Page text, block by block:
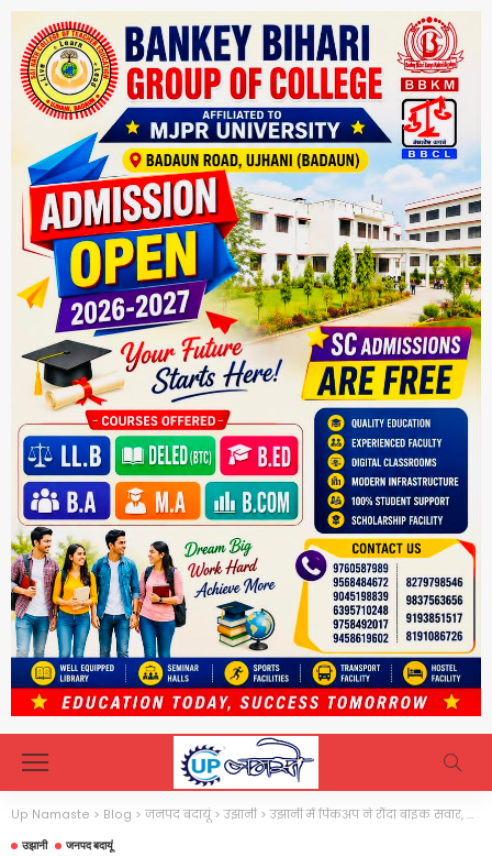
Up Namaste > Blog > जनपद बदायूं>उझानी >उझानी में पिकअप ने रौंदा बाइक सवार, गंभीर हालत में जिला अस्पताल रैफर
उझानी जनपद बदायूं